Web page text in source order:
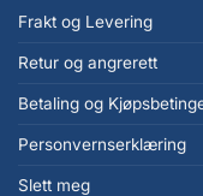
Frakt og Levering
Retur og angrerett
Betaling og
Personvernserklæring
Slett meg